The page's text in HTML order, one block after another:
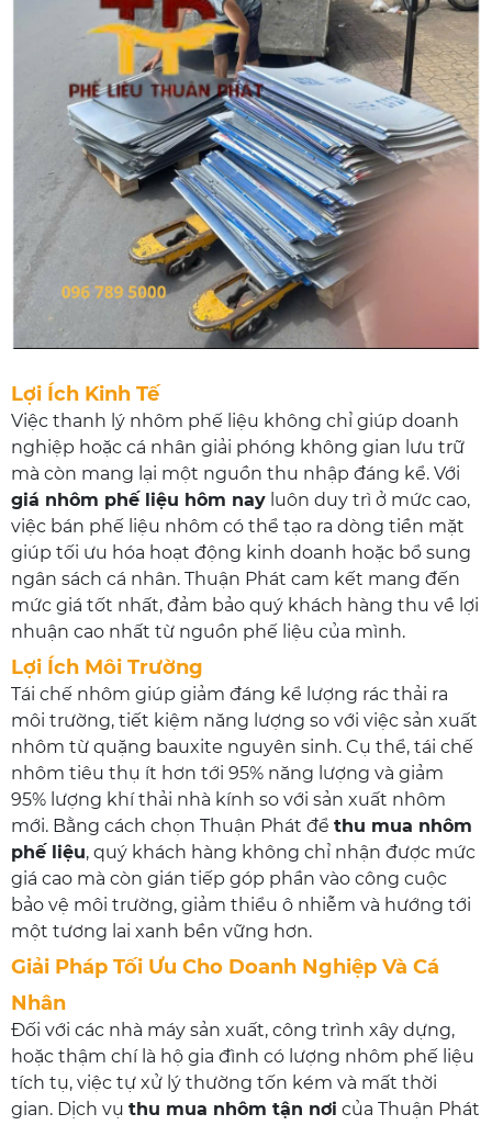
Lợi Ích Kinh Tế
Việc thanh lý nhôm phế liệu không chỉ giúp doanh
nghiệp hoặc cá nhân giải phóng không gian lưu trữ
mà còn mang lại một nguồn thu nhập đáng kể. Với
giá nhôm phế liệu hôm nay luôn duy trì ở mức cao,
việc bán phế liệu nhôm có thể tạo ra dòng tiền mặt
giúp tối ưu hóa hoạt động kinh doanh hoặc bổ sung
ngân sách cá nhân. Thuận Phát cam kết mang đến
mức giá tốt nhất, đảm bảo quý khách hàng thu về lợi
nhuận cao nhất từ nguồn phế liệu của mình.
Lợi Ích Môi Trường
Tái chế nhôm giúp giảm đáng kể lượng rác thải ra
môi trường, tiết kiệm năng lượng so với việc sản xuất
nhôm từ quặng bauxite nguyên sinh. Cụ thể, tái chế
nhôm tiêu thụ ít hơn tới 95% năng lượng và giảm
95% lượng khí thải nhà kính so với sản xuất nhôm
mới. Bằng cách chọn Thuận Phát để thu mua nhôm
phế liệu, quý khách hàng không chỉ nhận được mức
giá cao mà còn gián tiếp góp phần vào công cuộc
bảo vệ môi trường, giảm thiểu ô nhiễm và hướng tới
một tương lai xanh bền vững hơn.
Giải Pháp Tối Ưu Cho Doanh Nghiệp Và Cá
Nhân
Đối với các nhà máy sản xuất, công trình xây dựng,
hoặc thậm chí là hộ gia đình có lượng nhôm phế liệu
tích tụ, việc tự xử lý thường tốn kém và mất thời
gian. Dịch vụ thu mua nhôm tận nơi của Thuận Phát